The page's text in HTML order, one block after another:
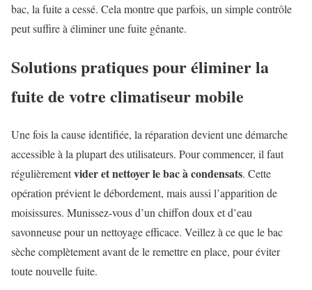
bac, la fuite a cessé. Cela montre que parfois, un simple contrôle
peut suffire à éliminer une fuite gênante.
Solutions pratiques pour éliminer la
fuite de votre climatiseur mobile
Une fois la cause identifiée, la réparation devient une démarche
accessible à la plupart des utilisateurs. Pour commencer, il faut
régulièrementvider et nettoyer le bac à condensats. Cette
opération prévient le débordement, mais aussi l’apparition de
moisissures. Munissez-vous d’un chiffon doux et d’eau
savonneuse pour un nettoyage efficace. Veillez à ce que le bac
sèche complètement avant de le remettre en place, pour éviter
toute nouvelle fuite.